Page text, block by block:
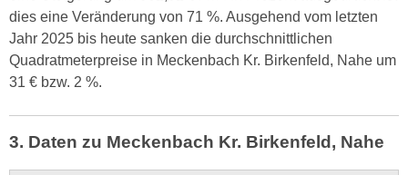
dies eine Veränderung von 71 %. Ausgehend vom letzten
Jahr 2025 bis heute sanken die durchschnittlichen
Quadratmeterpreise in Meckenbach Kr. Birkenfeld, Nahe um
31 € bzw. 2 %.
3. Daten zu Meckenbach Kr. Birkenfeld, Nahe